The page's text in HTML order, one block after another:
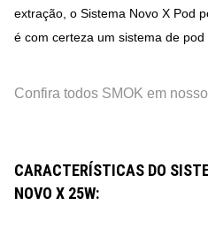
extração, o Sistema Novo X Pod
é com certeza um sistema de pod
Confira todos SMOK em
CARACTERÍSTICAS DO
NOVO X 25W: